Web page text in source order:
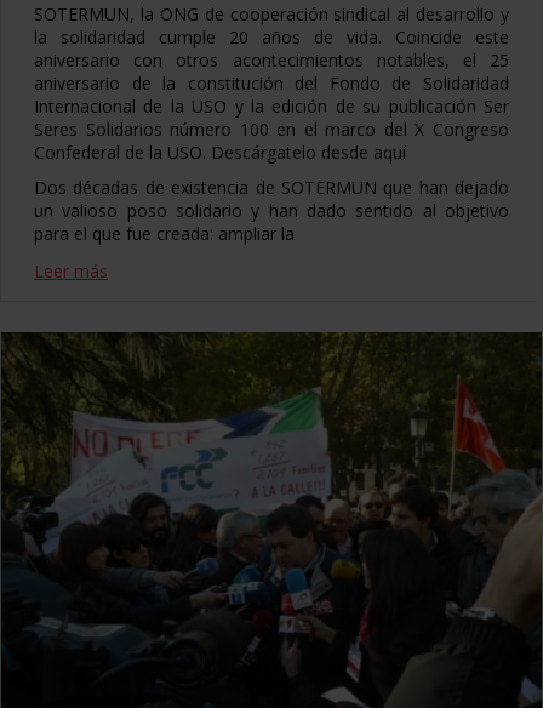
SOTERMUN, la ONG de cooperación sindical al desarrollo y
la solidaridad cumple 20 años de vida. Coincide este
aniversario con otros acontecimientos notables, el 25
aniversario de la constitución del Fondo de Solidaridad
Internacional de la USO y la edición de su publicación Ser
Seres Solidarios número 100 en el marco del X Congreso
Confederal de la USO. Descárgatelo desde aquí
Dos décadas de existencia de SOTERMUN que han dejado
un valioso poso solidario y han dado sentido al objetivo
para el que fue creada: ampliar la
Leer más